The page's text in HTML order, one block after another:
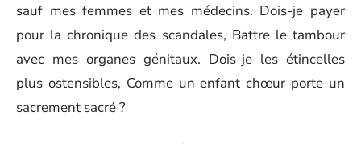
sauf mes femmes et mes médecins. Dois-je payer
pour la chronique des scandales, Battre le tambour
avec mes organes génitaux. Dois-je les étincelles
plus ostensibles, Comme un enfant chœur porte un
sacrement sacré ?